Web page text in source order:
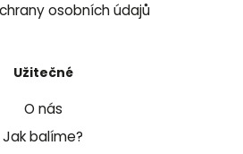
osobních údajů
Užitečné
O nás
Jak balíme?